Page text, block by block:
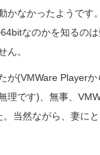
かなかったようです
なのかを知るの
ん。
が(VMWare Player
理です)、無事、
当然ながら、妻に